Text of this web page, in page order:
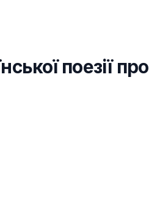
поезії про